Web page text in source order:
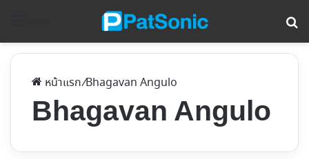
หน้าแรก/Bhagavan Angulo
Bhagavan Angulo